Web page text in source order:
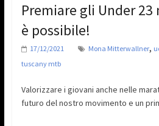
Premiare gli Under 23
è possibile!
17/12/2021 Mona Mitterwallner,
tuscany mtb
Valorizzare i giovani anche nelle
futuro del nostro movimento e un